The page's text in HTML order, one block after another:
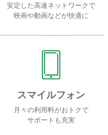
安定した高速ネットワークで
映画や動画などが快適に
スマイルフォン
月々の利用料がおトクで
サポートも充実